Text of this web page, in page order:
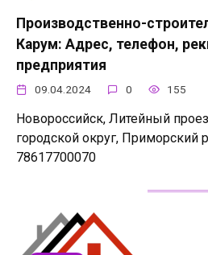
Производственно-
Карум: Адрес, телефон,
предприятия
09.04.2024 0 155
Новороссийск, Литейный
городской округ, Приморский
78617700070